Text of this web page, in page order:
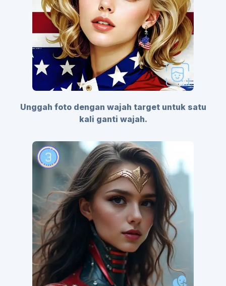
Unggah foto dengan wajah target untuk satu
kali ganti wajah.